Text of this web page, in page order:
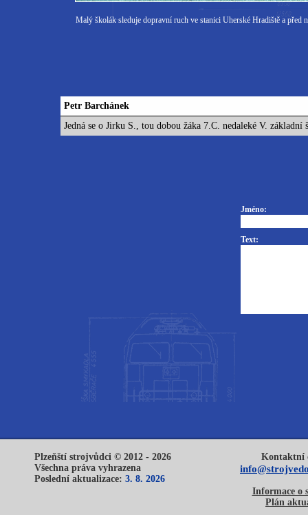
Malý školák sleduje dopravní ruch ve stanici Uherské Hradiště a před
Petr Barchánek
Jedná se o Jirku S., tou dobou žáka 7.C. nedaleké V.
Jméno:
Text:
Plzeňští strojvůdci © 2012 - 2026
Všechna práva vyhrazena
Poslední aktualizace: 3. 8. 2026
Kontaktní
Informace o
Plán